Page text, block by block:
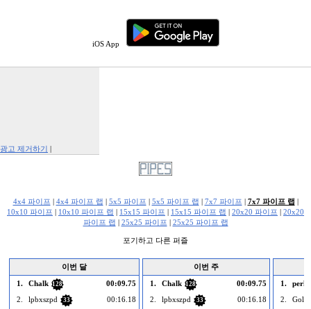
iOS App
광고 제거하기 |
4x4 파이프 | 4x4 파이프 랩 | 5x5 파이프 | 5x5 파이프 랩 | 7x7 파이프 | 7x7 파이프 랩 |
10x10 파이프 | 10x10 파이프 랩 | 15x15 파이프 | 15x15 파이프 랩 | 20x20 파이프 | 20x20
파이프 랩 | 25x25 파이프 | 25x25 파이프 랩
포기하고 다른 퍼즐
이번 달
1.
Chalk 128
00:09.75
2.
lpbxszpd 33
00:16.18
이번 주
1.
Chalk 128
00:09.75
2.
lpbxszpd 33
00:16.18
1.
2.